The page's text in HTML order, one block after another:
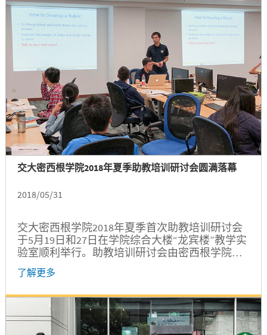
交大密西根学院2018年夏季助教培训研讨会圆满落幕
2018/05/31
交大密西根学院2018年夏季首次助教培训研讨会
于5月19日和27日在学院综合大楼“龙宾楼”教学实
验室顺利举行。助教培训研讨会由密西根学院教
学发展中心主办，旨在为新助教进行基本技能培
训，指导助教们更负责、公平、高效地辅助教授
了解更多